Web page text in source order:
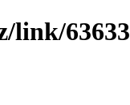
link/63633